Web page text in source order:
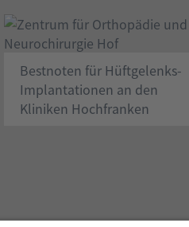
Bestnoten für Hüftgelenks-
Implantationen an den
Kliniken Hochfranken